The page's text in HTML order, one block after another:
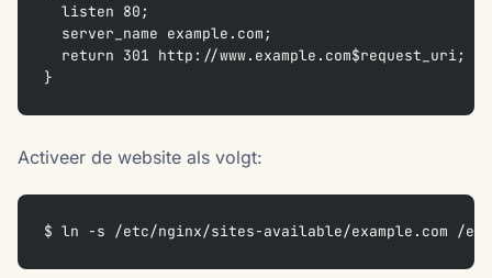
  listen 80;
  server_name example.com;
  return 301 http://www.example.com$request_uri;
}
Activeer de website als volgt:
$ ln -s /etc/nginx/sites-available/example.com /